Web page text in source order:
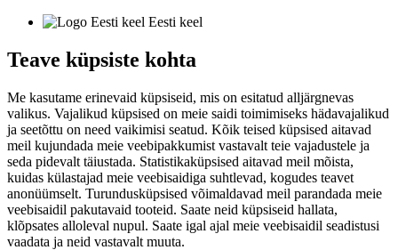
Eesti keel
Teave küpsiste kohta
Me kasutame erinevaid küpsiseid, mis on esitatud alljärgnevas
valikus. Vajalikud küpsised on meie saidi toimimiseks hädavajalikud
ja seetõttu on need vaikimisi seatud. Kõik teised küpsised aitavad
meil kujundada meie veebipakkumist vastavalt teie vajadustele ja
seda pidevalt täiustada. Statistikaküpsised aitavad meil mõista,
kuidas külastajad meie veebisaidiga suhtlevad, kogudes teavet
anonüümselt. Turundusküpsised võimaldavad meil parandada meie
veebisaidil pakutavaid tooteid. Saate neid küpsiseid hallata,
klõpsates alloleval nupul. Saate igal ajal meie veebisaidil seadistusi
vaadata ja neid vastavalt muuta.